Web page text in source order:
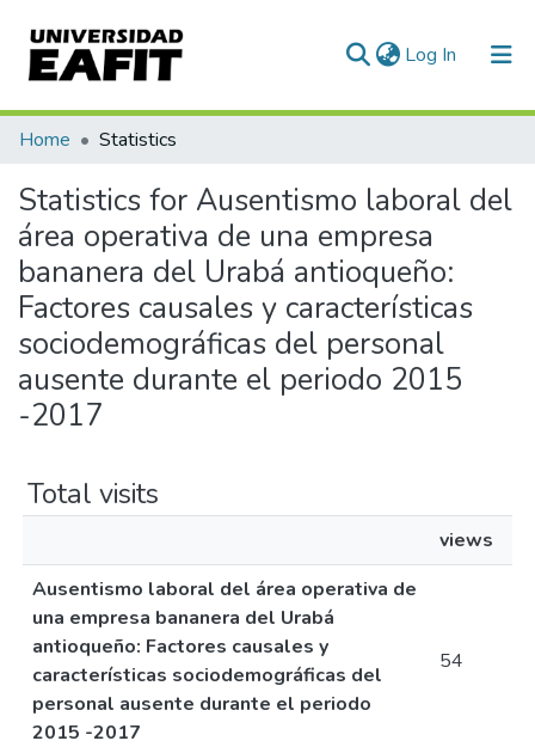
Log In (current)
Communities & Collections
All of DSpace
Home Statistics
Statistics for Ausentismo laboral del
área operativa de una empresa
bananera del Urabá antioqueño:
Factores causales y características
sociodemográficas del personal
ausente durante el periodo 2015
-2017
Total visits
views
Ausentismo laboral del área operativa de
una empresa bananera del Urabá
antioqueño: Factores causales y
características sociodemográficas del
personal ausente durante el periodo
2015 -2017
54